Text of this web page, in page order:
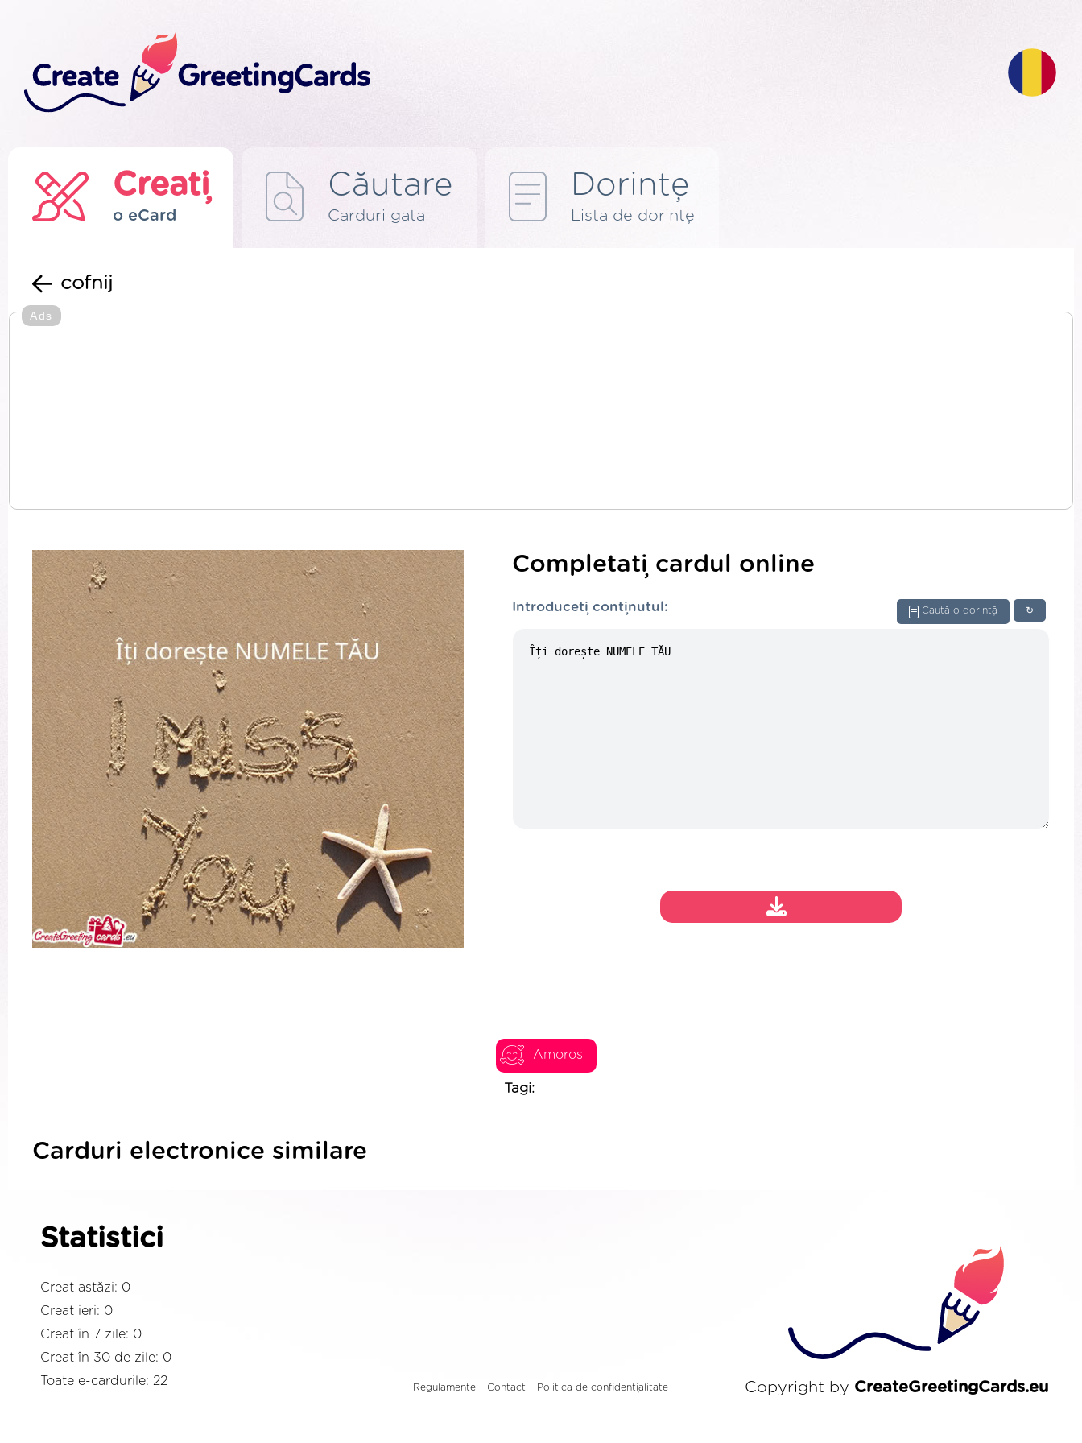
Creați
o eCard
Căutare
Carduri gata
Dorințe
Lista de dorințe
cofnij
Ads
Completați cardul online
↻
Caută o dorință
Introduceți conținutul:
Amoros
Tagi:
Carduri electronice similare
Statistici
Creat astăzi: 0
Creat ieri: 0
Creat în 7 zile: 0
Creat în 30 de zile: 0
Toate e-cardurile: 22
Regulamente Contact Politica de confidențialitate Copyright by CreateGreetingCards.eu